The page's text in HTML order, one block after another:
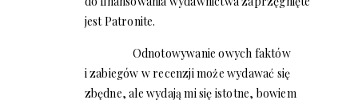
jest Patronite.
Odnotowywanie owych faktów
i zabiegów w recenzji może wydawać się
zbędne, ale wydają mi się istotne, bowiem